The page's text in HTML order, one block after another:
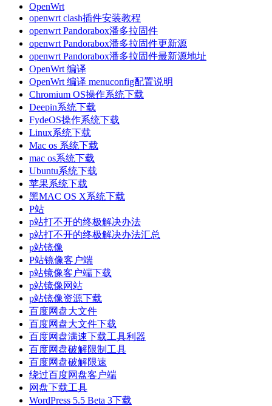
OpenWrt
openwrt clash插件安装教程
openwrt Pandorabox潘多拉固件
openwrt Pandorabox潘多拉固件更新源
openwrt Pandorabox潘多拉固件最新源地址
OpenWrt 编译
OpenWrt 编译 menuconfig配置说明
Chromium OS操作系统下载
Deepin系统下载
FydeOS操作系统下载
Linux系统下载
Mac os 系统下载
mac os系统下载
Ubuntu系统下载
苹果系统下载
黑MAC OS X系统下载
P站
p站打不开的终极解决办法
p站打不开的终极解决办法汇总
p站镜像
P站镜像客户端
p站镜像客户端下载
p站镜像网站
p站镜像资源下载
百度网盘大文件
百度网盘大文件下载
百度网盘满速下载工具利器
百度网盘破解限制工具
百度网盘破解限速
绕过百度网盘客户端
网盘下载工具
WordPress 5.5 Beta 3下载